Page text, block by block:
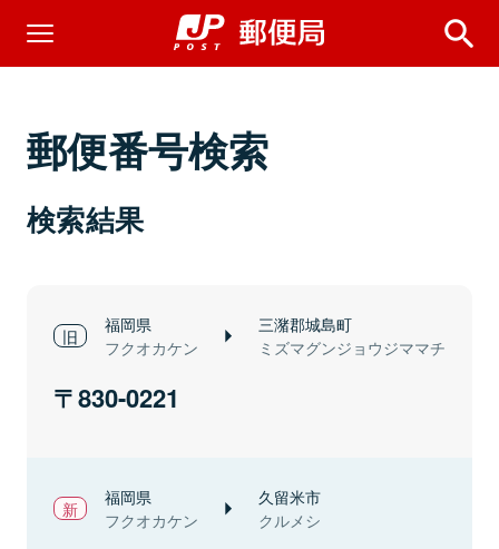
郵便番号検索
検索結果
福岡県
フクオカケン
三潴郡城島町
ミズマグンジョウジママチ
830-0221
福岡県
フクオカケン
久留米市
クルメシ